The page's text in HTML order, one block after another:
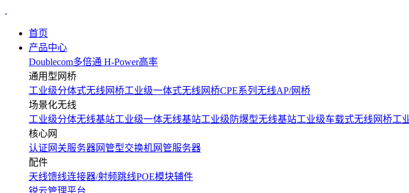
首页
产品中心
Doublecom多倍通 H-Power高率
通用型网桥
工业级分体式无线网桥工业级一体式无线网桥CPE系列无线AP/网桥
场景化无线
工业级分体无线基站工业级一体无线基站工业级防爆型无线基站工业级车载式无线网桥工
核心网
认证网关服务器网管型交换机网管服务器
配件
天线馈线连接器/射频跳线POE模块辅件
锐云管理平台